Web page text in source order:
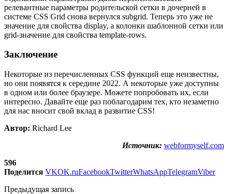
релевантные параметры родительской сетки в дочерней в
системе CSS Grid снова вернулся subgrid. Теперь это уже не
значение для свойства display, а колонки шаблонной сетки или
grid-значение для свойства template-rows.
Заключение
Некоторые из перечисленных CSS функций еще неизвестны,
но они появятся к середине 2022. А некоторые уже доступны
в одном или более браузере. Можете попробовать их, если
интересно. Давайте еще раз поблагодарим тех, кто незаметно
для нас вносит свой вклад в развитие CSS!
Автор: Richard Lee
Источник: webformyself.com
596
Поделится VKOK.ruFacebookTwitterWhatsAppTelegramViber
Предыдущая запись